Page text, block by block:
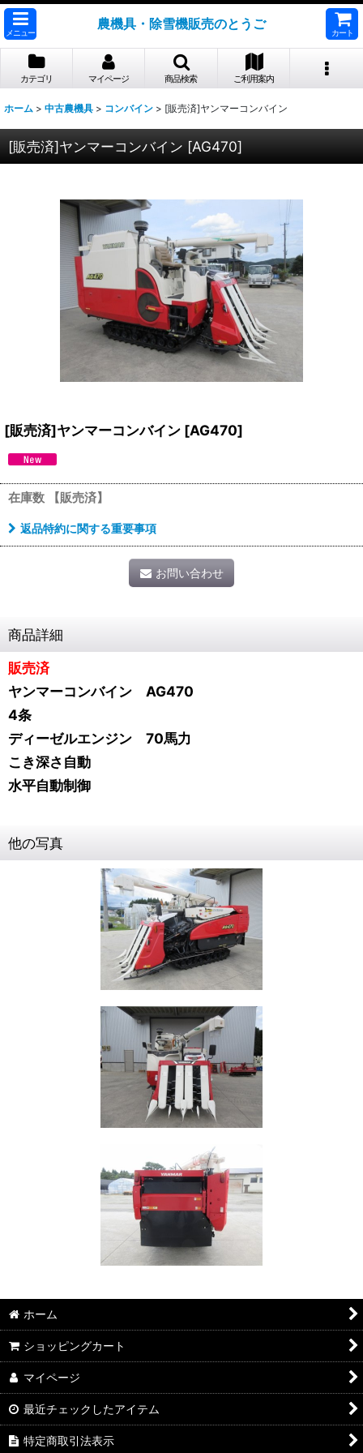
メニュー
農機具・除雪機販売のとうご
カート
カテゴリ マイページ 商品検索 ご利用案内
ホーム > 中古農機具 > コンバイン > [販売済]ヤンマーコンバイン
[販売済]ヤンマーコンバイン [AG470]
[販売済]ヤンマーコンバイン [AG470]
在庫数 【販売済】
返品特約に関する重要事項
お問い合わせ
商品詳細
販売済
ヤンマーコンバイン AG470
4条
ディーゼルエンジン 70馬力
こき深さ自動
水平自動制御
他の写真
ホーム
ショッピングカート
マイページ
最近チェックしたアイテム
特定商取引法表示